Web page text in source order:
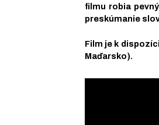
filmu robia
preskúmanie
Film je k
Maďarsko).